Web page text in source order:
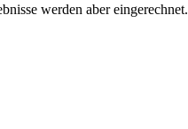
werden aber eingerechnet.